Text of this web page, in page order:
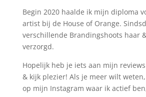
Begin 2020 haalde ik mijn diploma
artist bij de House of Orange.
verschillende Brandingshoots haar
verzorgd.
Hopelijk heb je iets aan mijn
& kijk plezier! Als je meer wilt
op mijn Instagram waar ik actief